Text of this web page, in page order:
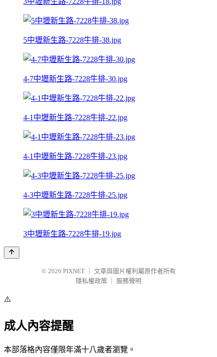
5中壢新生路-7228牛排-38.jpg
4-7中壢新生路-7228牛排-30.jpg
4-1中壢新生路-7228牛排-22.jpg
4-1中壢新生路-7228牛排-23.jpg
4-3中壢新生路-7228牛排-25.jpg
3中壢新生路-7228牛排-19.jpg
© 2026 PIXNET
文章與圖片權利屬原作者所有
隱私權政策
服務聲明
⚠️
成人內容提醒
本部落格內容僅限年滿十八歲者瀏覽。